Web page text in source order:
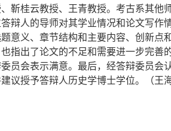
靳桂云教授、王青教授。考古系其他
辩人的导师对其学业情况和论文写
意义、章节结构和主要内容、创新
指出了论文的不足和需要进一步完
员会表示满意。最后，经答辩委员
议授予答辩人历史学博士学位。（王海